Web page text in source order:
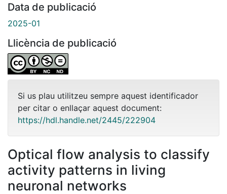
Data de publicació
2025-01
Llicència de publicació
Si us plau utilitzeu sempre aquest identificador
per citar o enllaçar aquest document:
https://hdl.handle.net/2445/222904
Optical flow analysis to classify
activity patterns in living
neuronal networks